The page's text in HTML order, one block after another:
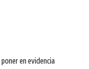
en evidencia